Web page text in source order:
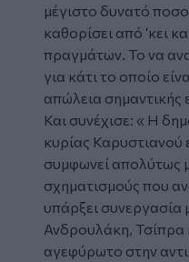
μέγιστο δυνατό
καθορίσει από ‘κει
πραγμάτων. Το να
για κάτι το οποίο
απώλεια σημαντικής
Και συνέχισε: « Η
κυρίας Καρυστιανού
συμφωνεί απολύτως
σχηματισμούς που
υπάρξει
Ανδρουλάκη, Τσίπρα
αγεφύρωτο στην